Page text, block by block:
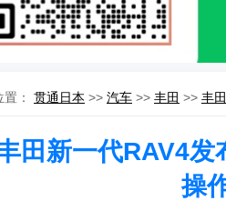
： 贯通日本 >> 汽车 >> 丰田 >> 丰
田新一代RAV4
操